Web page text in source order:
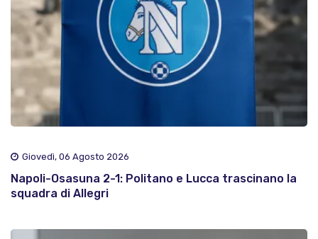
Giovedì, 06 Agosto 2026
Napoli-Osasuna 2-1: Politano e Lucca trascinano la
squadra di Allegri